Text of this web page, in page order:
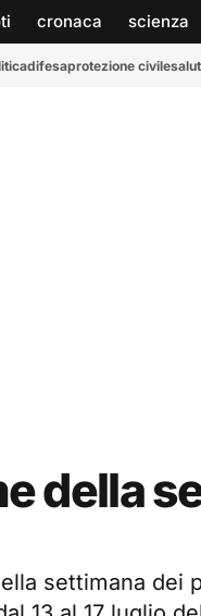
cronaca scienza
difesaprotezione civile
della
settimana dei